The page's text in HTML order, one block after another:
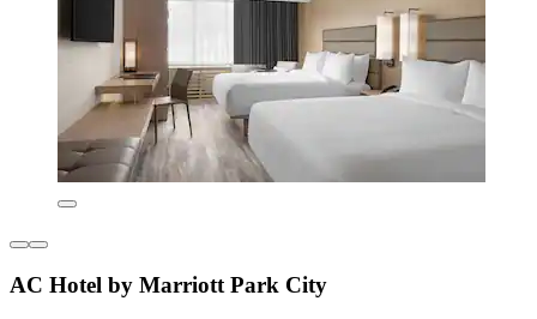
AC Hotel by Marriott Park City